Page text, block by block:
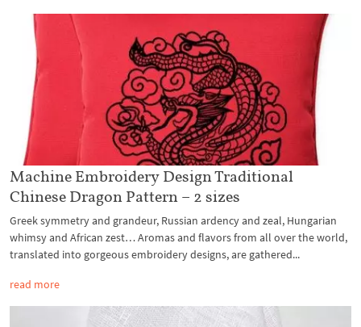
Machine Embroidery Design Traditional
Chinese Dragon Pattern – 2 sizes
Greek symmetry and grandeur, Russian ardency and zeal, Hungarian
whimsy and African zest… Aromas and flavors from all over the world,
translated into gorgeous embroidery designs, are gathered...
read more